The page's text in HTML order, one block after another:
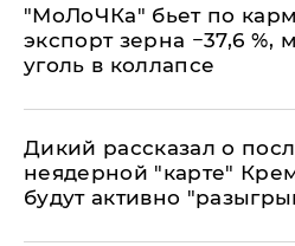
​"МоЛоЧКа" бьет по
экспорт зерна −37,6 %,
уголь в коллапсе
Дикий рассказал о
неядерной "карте"
будут активно